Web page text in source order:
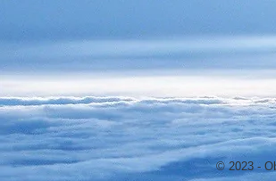
© 2023 -